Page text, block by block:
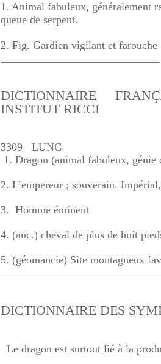
1. Animal fabuleux, généralement
queue de serpent.
2. Fig. Gardien vigilant et farouche
DICTIONNAIRE
INSTITUT RICCI
3309 LUNG
1. Dragon (animal fabuleux, génie
2. L’empereur ; souverain.
3. Homme éminent
4. (anc.) cheval de plus de huit
5. (géomancie) Site montagneux
DICTIONNAIRE DES
Le dragon est surtout lié à la